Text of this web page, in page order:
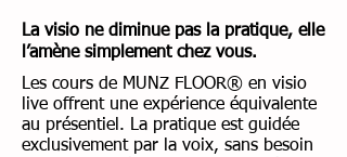
La visio ne diminue pas la pratique, elle
l’amène simplement chez vous.
Les cours de MUNZ FLOOR® en visio
live offrent une expérience équivalente
au présentiel. La pratique est guidée
exclusivement par la voix, sans besoin